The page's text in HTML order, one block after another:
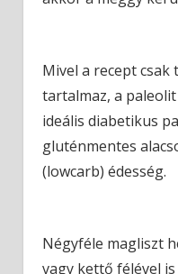
Mivel a recept
tartalmaz, a
ideális diabetikus
gluténmentes
(lowcarb) édesség.
Négyféle magliszt
vagy kettő félével